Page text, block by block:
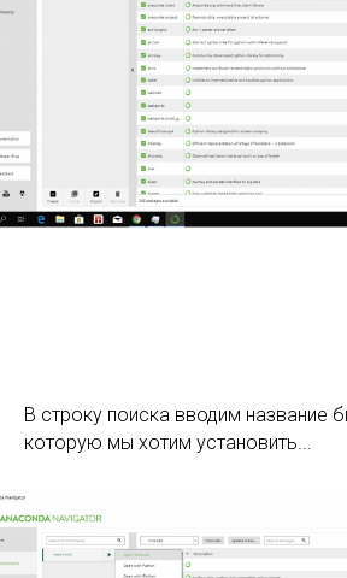
В строку поиска вводим название
которую мы хотим установить...